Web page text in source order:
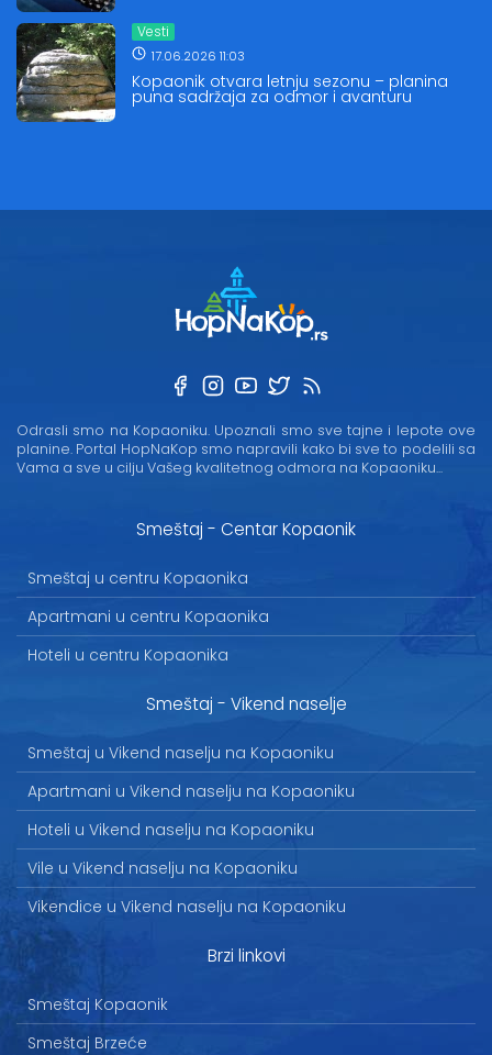
Vesti
17.06.2026 11:03
Kopaonik otvara letnju sezonu – planina
puna sadržaja za odmor i avanturu
Odrasli smo na Kopaoniku. Upoznali smo sve tajne i lepote ove
planine. Portal HopNaKop smo napravili kako bi sve to podelili sa
Vama a sve u cilju Vašeg kvalitetnog odmora na Kopaoniku...
Smeštaj - Centar Kopaonik
Smeštaj u centru Kopaonika
Apartmani u centru Kopaonika
Hoteli u centru Kopaonika
Smeštaj - Vikend naselje
Smeštaj u Vikend naselju na Kopaoniku
Apartmani u Vikend naselju na Kopaoniku
Hoteli u Vikend naselju na Kopaoniku
Vile u Vikend naselju na Kopaoniku
Vikendice u Vikend naselju na Kopaoniku
Brzi linkovi
Smeštaj Kopaonik
Smeštaj Brzeće